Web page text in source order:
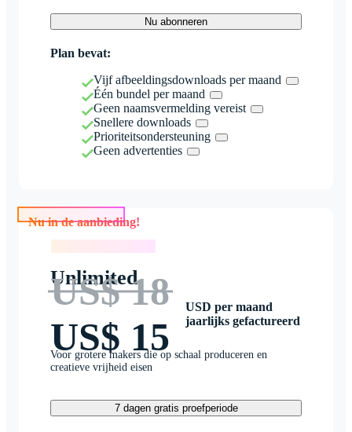
Nu abonneren
Plan bevat:
Vijf afbeeldingsdownloads per maand
Één bundel per maand
Geen naamsvermelding vereist
Snellere downloads
Prioriteitsondersteuning
Geen advertenties
Nu in de aanbieding!
Unlimited
US$ 18
US$ 15
USD per maand
jaarlijks gefactureerd
Voor grotere makers die op schaal produceren en
creatieve vrijheid eisen
7 dagen gratis proefperiode